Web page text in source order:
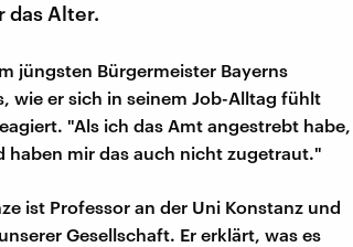
das Alter.
jüngsten Bürgermeister Bayerns
wie er sich in seinem Job-Alltag fühlt
"Als ich das Amt angestrebt habe,
mir das auch nicht zugetraut."
ist Professor an der Uni Konstanz und
Gesellschaft. Er erklärt, was es